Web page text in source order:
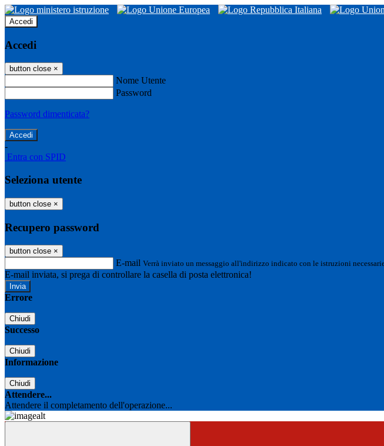
Accedi
Accedi
button close ×
Nome Utente
Password
Password dimenticata?
-
Entra con SPID
Seleziona utente
button close ×
Recupero password
button close ×
E-mail Verrà inviato un messaggio all'indirizzo indicato con le istruzioni
E-mail inviata, si prega di controllare la casella di posta elettronica!
Errore
Chiudi
Successo
Chiudi
Informazione
Chiudi
Attendere...
Attendere il completamento dell'operazione...